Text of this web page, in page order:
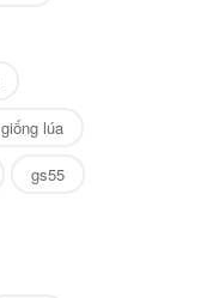
giống lúa
gs55